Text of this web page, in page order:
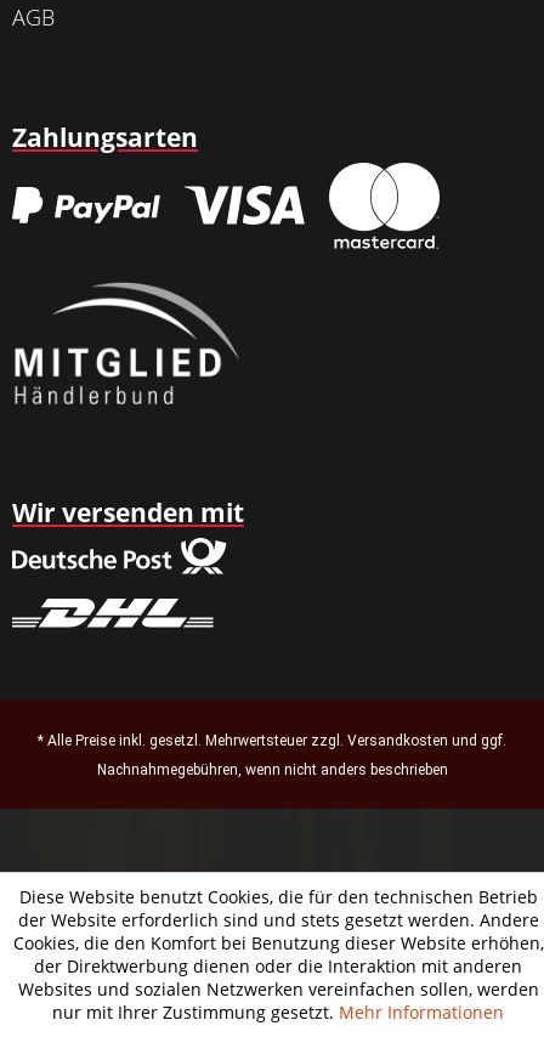
AGB
Zahlungsarten
Wir versenden mit
* Alle Preise inkl. gesetzl. Mehrwertsteuer zzgl. Versandkosten und ggf.
Nachnahmegebühren, wenn nicht anders beschrieben
Diese Website benutzt Cookies, die für den technischen Betrieb
der Website erforderlich sind und stets gesetzt werden. Andere
Cookies, die den Komfort bei Benutzung dieser Website erhöhen,
der Direktwerbung dienen oder die Interaktion mit anderen
Websites und sozialen Netzwerken vereinfachen sollen, werden
nur mit Ihrer Zustimmung gesetzt. Mehr Informationen